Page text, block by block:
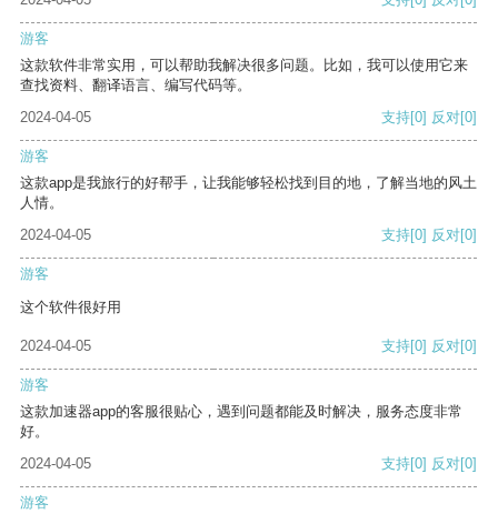
游客
这款软件非常实用，可以帮助我解决很多问题。比如，我可以使用它来
查找资料、翻译语言、编写代码等。
2024-04-05
支持[0] 反对[0]
游客
这款app是我旅行的好帮手，让我能够轻松找到目的地，了解当地的风土
人情。
2024-04-05
支持[0] 反对[0]
游客
这个软件很好用
2024-04-05 支持[0] 反对[0]
游客
这款加速器app的客服很贴心，遇到问题都能及时解决，服务态度非常
好。
2024-04-05
支持[0] 反对[0]
游客